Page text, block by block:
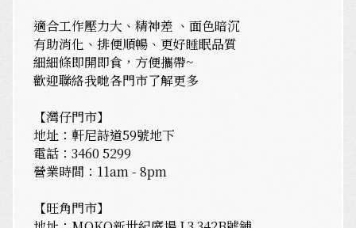
適合工作壓力大、精神差 、面色暗沉
有助消化、排便順暢、更好睡眠品質
細細條即開即食，方便攜帶~
歡迎聯絡我哋各門市了解更多
【灣仔門市】
地址：軒尼詩道59號地下
電話：3460 5299
營業時間：11am - 8pm
【旺角門市】